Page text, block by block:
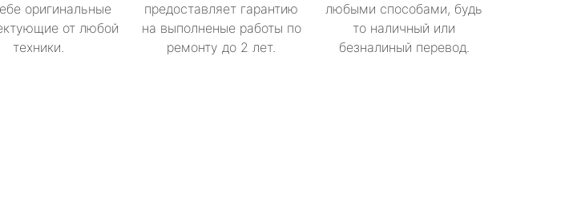
оригинальные
от любой
техники.
предоставляет гарантию
на выполненые работы по
ремонту до 2 лет.
любыми способами, будь
то наличный или
безналиный перевод.